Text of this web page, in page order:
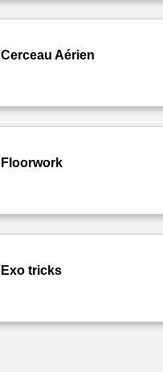
Cerceau Aérien
Floorwork
Exo tricks